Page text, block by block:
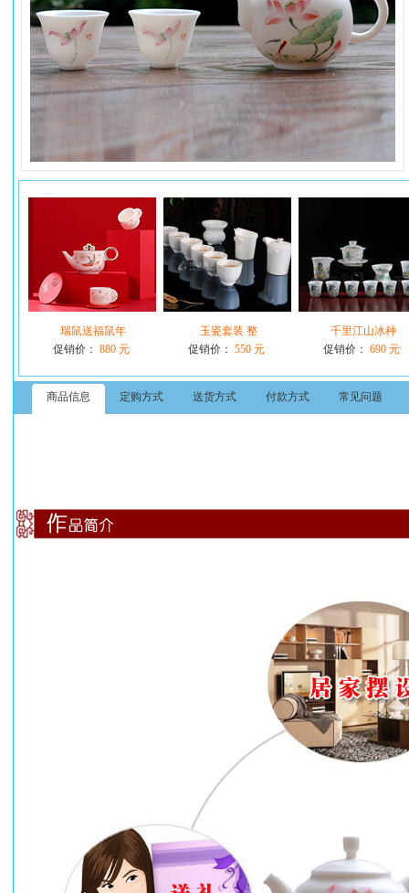
瑞鼠送福鼠年
促销价： 880 元
玉瓷套装 整
促销价： 550 元
千里江山冰种
促销价： 690 元
商品信息 定购方式 送货方式 付款方式 常见问题